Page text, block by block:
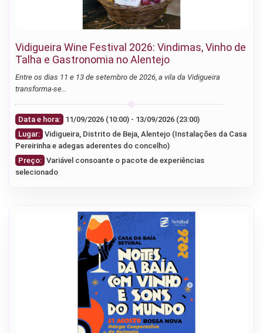
Vidigueira Wine Festival 2026: Vindimas, Vinho de
Talha e Gastronomia no Alentejo
Entre os dias 11 e 13 de setembro de 2026, a vila da Vidigueira
transforma-se…
Data e hora:
11/09/2026 (10:00) - 13/09/2026 (23:00)
Lugar: Vidigueira, Distrito de Beja, Alentejo (Instalações da Casa
Pereirinha e adegas aderentes do concelho)
Preço: Variável consoante o pacote de experiências
selecionado